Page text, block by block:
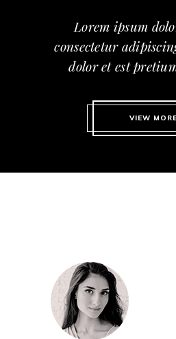
Lorem ipsum
consectetur
dolor et est
VIEW MORE